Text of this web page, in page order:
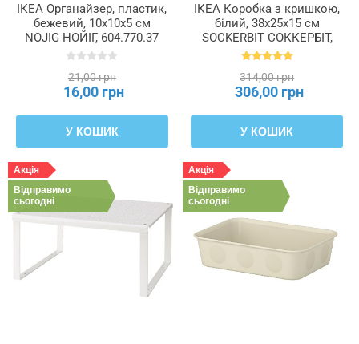
ІКЕА Органайзер, пластик,
бежевий, 10x10x5 см
NOJIG НОЙІГ, 604.770.37
21,00 грн
16,00 грн
У КОШИК
ІКЕА Коробка з кришкою,
білий, 38x25x15 см
SOCKERBIT СОККЕРБІТ,
403.160.69
314,00 грн
306,00 грн
У КОШИК
Акція
Відправимо
сьогодні
Акція
Відправимо
сьогодні